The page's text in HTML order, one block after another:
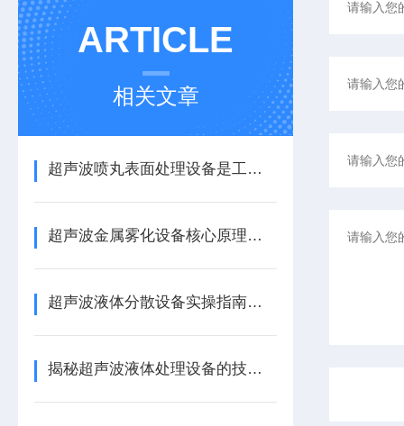
ARTICLE
相关文章
超声波喷丸表面处理设备是工艺与应用介绍
超声波金属雾化设备核心原理与应用场景
超声波液体分散设备实操指南：细节把控与工艺优化
揭秘超声波液体处理设备的技术奥秘